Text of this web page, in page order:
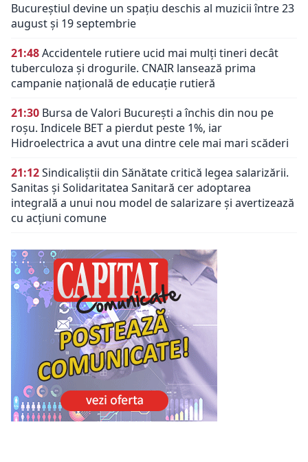
Bucureștiul devine un spațiu deschis al muzicii între 23
august și 19 septembrie
21:48Accidentele rutiere ucid mai mulți tineri decât
tuberculoza și drogurile. CNAIR lansează prima
campanie națională de educație rutieră
21:30 Bursa de Valori București a închis din nou pe
roșu. Indicele BET a pierdut peste 1%, iar
Hidroelectrica a avut una dintre cele mai mari scăderi
21:12Sindicaliștii din Sănătate critică legea salarizării.
Sanitas și Solidaritatea Sanitară cer adoptarea
integrală a unui nou model de salarizare și avertizează
cu acțiuni comune